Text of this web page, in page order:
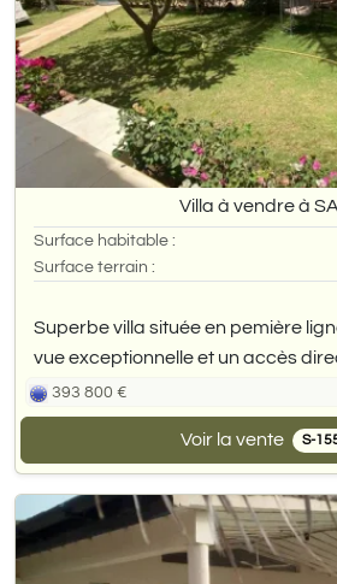
Villa à vendre à
Surface habitable :
Surface terrain :
Superbe villa située en pemière
vue exceptionnelle et un accès
393 800 €
Voir la vente S-